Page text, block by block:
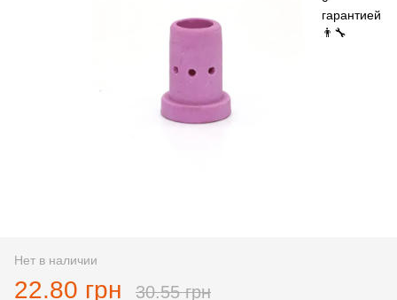
Нет в наличии
22.80 грн 30.55 грн